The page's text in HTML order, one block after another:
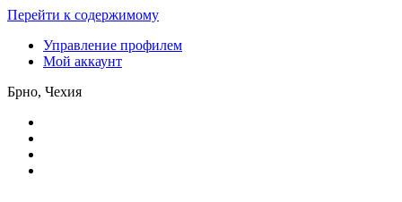
Перейти к содержимому
Управление профилем
Мой аккаунт
Брно, Чехия